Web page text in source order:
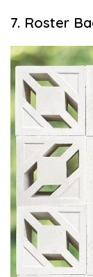
7. Roster